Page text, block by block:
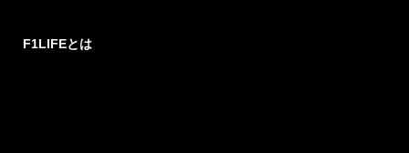
F1LIFEとは